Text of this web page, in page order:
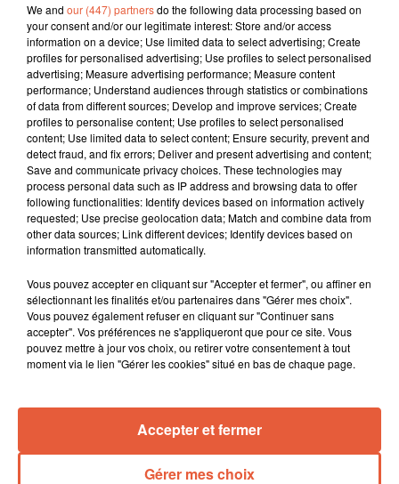
We and our (447) partnersdo the following data processing based on
your consent and/or our legitimate interest: Store and/or access
information on a device; Use limited data to select advertising; Create
profiles for personalised advertising; Use profiles to select personalised
advertising; Measure advertising performance; Measure content
performance; Understand audiences through statistics or combinations
of data from different sources; Develop and improve services; Create
profiles to personalise content; Use profiles to select personalised
content; Use limited data to select content; Ensure security, prevent and
detect fraud, and fix errors; Deliver and present advertising and content;
Save and communicate privacy choices. These technologies may
process personal data such as IP address and browsing data to offer
following functionalities: Identify devices based on information actively
requested; Use precise geolocation data; Match and combine data from
other data sources; Link different devices; Identify devices based on
information transmitted automatically.
Vous pouvez accepter en cliquant sur "Accepter et fermer", ou affiner en
sélectionnant les finalités et/ou partenaires dans "Gérer mes choix".
Vous pouvez également refuser en cliquant sur "Continuer sans
accepter". Vos préférences ne s'appliqueront que pour ce site. Vous
pouvez mettre à jour vos choix, ou retirer votre consentement à tout
moment via le lien "Gérer les cookies" situé en bas de chaque page.
Gérer mes choix
Accepter et fermer